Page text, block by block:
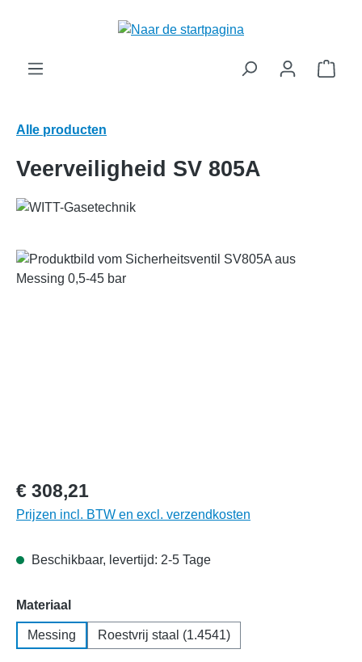
Alle producten
Veerveiligheid SV 805A
Afbeeldingengalerij overslaan
€ 308,21
Prijzen incl. BTW en excl. verzendkosten
Beschikbaar, levertijd: 2-5 Tage
Selecteer
Materiaal
Messing Roestvrij staal (1.4541)